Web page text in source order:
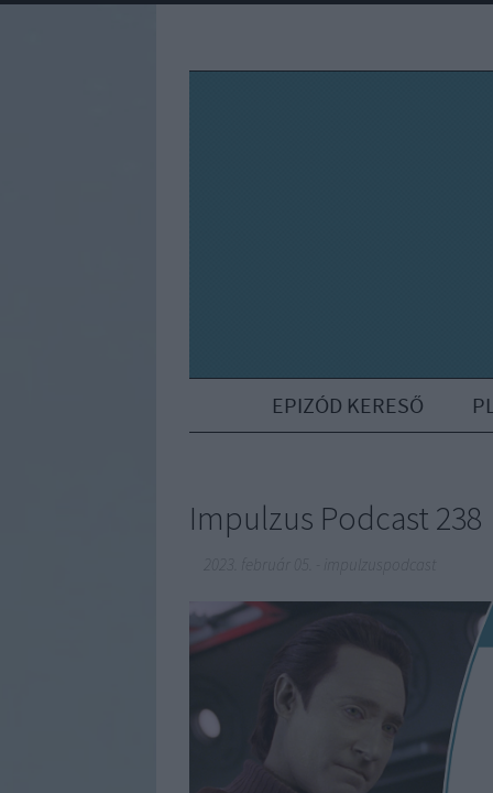
EPIZÓD KERESŐ
Impulzus Podcast 238